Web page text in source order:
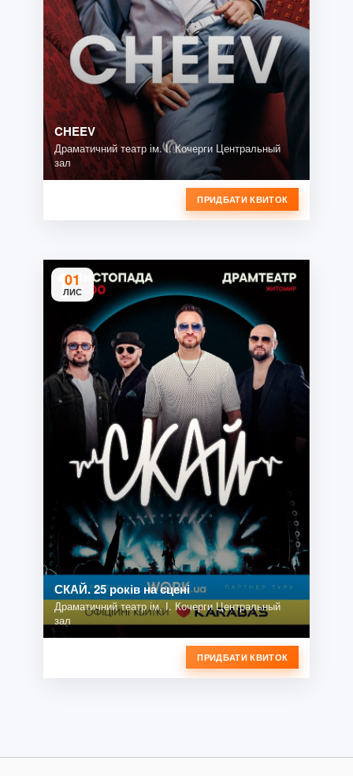
CHEEV
Драматичний театр ім. І. Кочерги Центральный
зал
ПРИДБАТИ КВИТОК
01
ЛИС
СКАЙ. 25 років на сцені
Драматичний театр ім. І. Кочерги Центральный
зал
ПРИДБАТИ КВИТОК